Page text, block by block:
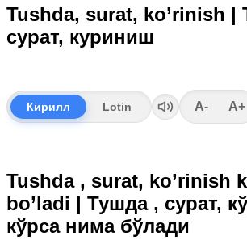
Tushda, surat, ko’rinish |
сурат, куриниш
Кирилл Lotin A-
A+
Tushda , surat, ko’rinish
bo’ladi | Тушда , сурат,
кўрса нима бўлади